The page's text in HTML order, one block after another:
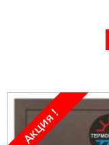
Акция !